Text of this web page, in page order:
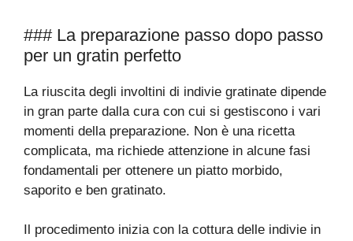
### La preparazione passo dopo passo
per un gratin perfetto
La riuscita degli involtini di indivie gratinate dipende
in gran parte dalla cura con cui si gestiscono i vari
momenti della preparazione. Non è una ricetta
complicata, ma richiede attenzione in alcune fasi
fondamentali per ottenere un piatto morbido,
saporito e ben gratinato.
Il procedimento inizia con la cottura delle indivie in